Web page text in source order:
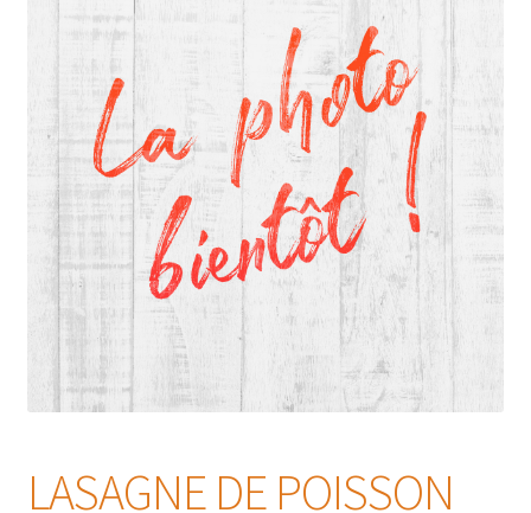
MON COMPTE
LASAGNE DE POISSON